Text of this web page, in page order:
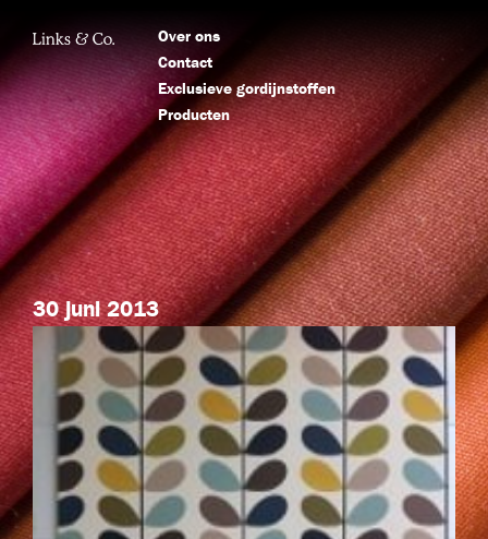
Over ons
Contact
Exclusieve gordijnstoffen
Producten
30 juni 2013